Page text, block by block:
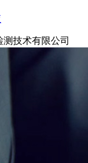
技术有限公司